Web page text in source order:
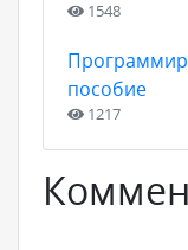
1548
пособие
1217